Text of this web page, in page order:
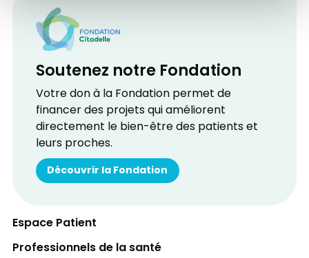
Soutenez notre Fondation
Votre don à la Fondation permet de
financer des projets qui améliorent
directement le bien-être des patients et
leurs proches.
Découvrir la Fondation
Espace Patient
Professionnels de la santé